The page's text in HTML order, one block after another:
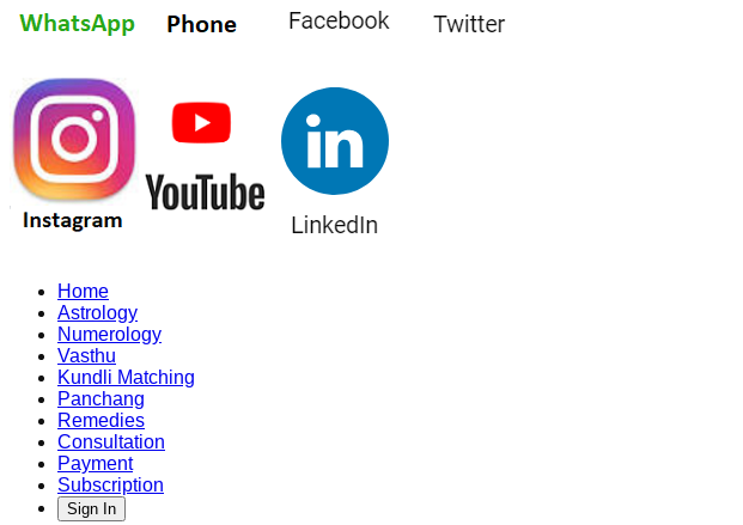
Home
Astrology
Numerology
Vasthu
Kundli Matching
Panchang
Remedies
Consultation
Payment
Subscription
Sign In